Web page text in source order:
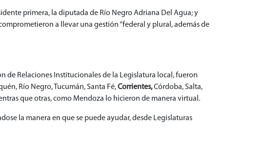
primera, la diputada de Río Negro Adriana Del Agua; y
a llevar una gestión “federal y plural, además de
de Relaciones Institucionales de la Legislatura local, fueron
Río Negro, Tucumán, Santa Fé,Corrientes,Córdoba, Salta,
que otras, como Mendoza lo hicieron de manera virtual.
la manera en que se puede ayudar, desde Legislaturas